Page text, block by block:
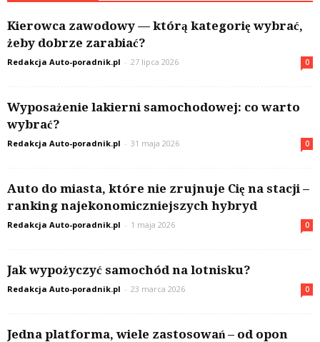
Kierowca zawodowy — którą kategorię wybrać,
żeby dobrze zarabiać?
Redakcja Auto-poradnik.pl - 27 lipca 2026 0
Wyposażenie lakierni samochodowej: co warto
wybrać?
Redakcja Auto-poradnik.pl - 31 maja 2026 0
Auto do miasta, które nie zrujnuje Cię na stacji –
ranking najekonomiczniejszych hybryd
Redakcja Auto-poradnik.pl - 1 maja 2026 0
Jak wypożyczyć samochód na lotnisku?
Redakcja Auto-poradnik.pl - 23 marca 2026 0
Jedna platforma, wiele zastosowań – od opon